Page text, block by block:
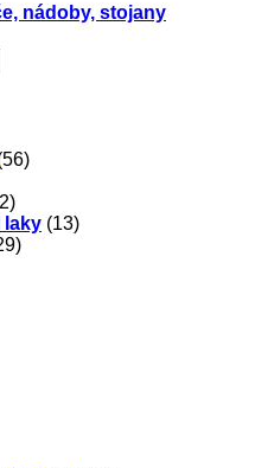
nádoby, stojany
laky (13)